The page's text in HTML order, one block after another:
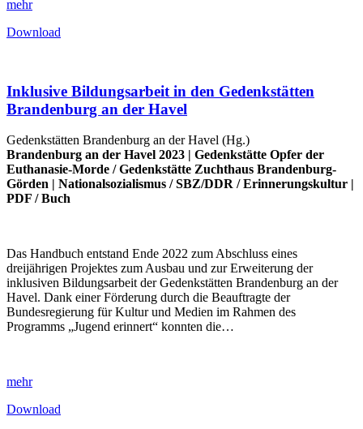
mehr
Download
Inklusive Bildungsarbeit in den Gedenkstätten
Brandenburg an der Havel
Gedenkstätten Brandenburg an der Havel (Hg.)
Brandenburg an der Havel 2023 | Gedenkstätte Opfer der
Euthanasie-Morde /Gedenkstätte Zuchthaus Brandenburg-
Görden | Nationalsozialismus /SBZ/DDR /Erinnerungskultur |
PDF /Buch
Das Handbuch entstand Ende 2022 zum Abschluss eines
dreijährigen Projektes zum Ausbau und zur Erweiterung der
inklusiven Bildungsarbeit der Gedenkstätten Brandenburg an der
Havel. Dank einer Förderung durch die Beauftragte der
Bundesregierung für Kultur und Medien im Rahmen des
Programms „Jugend erinnert“ konnten die…
mehr
Download